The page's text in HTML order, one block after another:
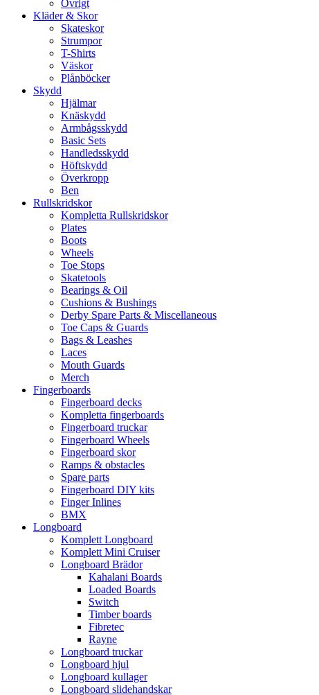
Övrigt
Kläder & Skor
Skateskor
Strumpor
T-Shirts
Väskor
Plånböcker
Skydd
Hjälmar
Knäskydd
Armbågsskydd
Basic Sets
Handledsskydd
Höftskydd
Överkropp
Ben
Rullskridskor
Kompletta Rullskridskor
Plates
Boots
Wheels
Toe Stops
Skatetools
Bearings & Oil
Cushions & Bushings
Derby Spare Parts & Miscellaneous
Toe Caps & Guards
Bags & Leashes
Laces
Mouth Guards
Merch
Fingerboards
Fingerboard decks
Kompletta fingerboards
Fingerboard truckar
Fingerboard Wheels
Fingerboard skor
Ramps & obstacles
Spare parts
Fingerboard DIY kits
Finger Inlines
BMX
Longboard
Komplett Longboard
Komplett Mini Cruiser
Longboard Brädor
Kahalani Boards
Loaded Boards
Switch
Timber boards
Fibretec
Rayne
Longboard truckar
Longboard hjul
Longboard kullager
Longboard slidehandskar